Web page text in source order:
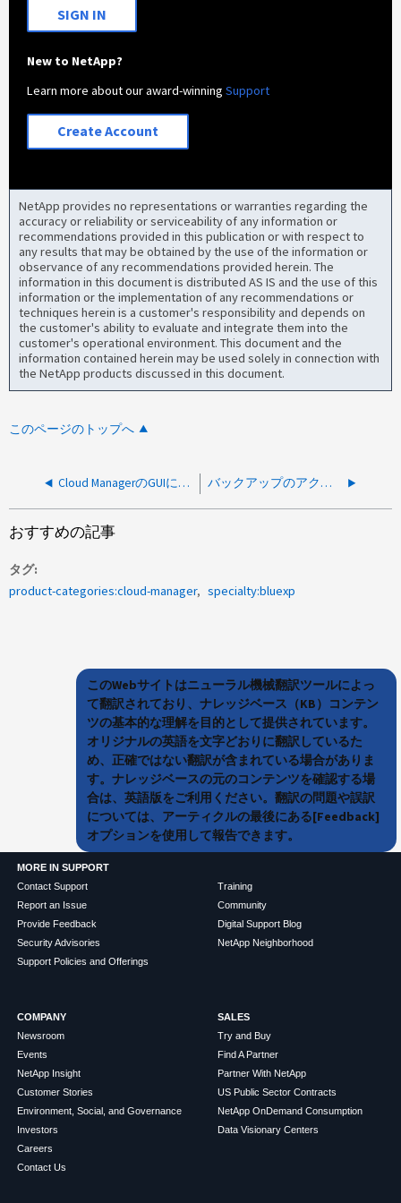
SIGN IN
New to NetApp?
Learn more about our award-winningSupport
Create Account
NetApp provides no representations or warranties regarding the
accuracy or reliability or serviceability of any information or
recommendations provided in this publication or with respect to
any results that may be obtained by the use of the information or
observance of any recommendations provided herein. The
information in this document is distributed AS IS and the use of this
information or the implementation of any recommendations or
techniques herein is a customer's responsibility and depends on
the customer's ability to evaluate and integrate them into the
customer's operational environment. This document and the
information contained herein may be used solely in connection with
the NetApp products discussed in this document.
このページのトップへ
Cloud ManagerのGUIにボリューム関係のアクションメニューが表示されない バックアップのアクティブ化に失敗し、「S3バケットオブジェクトロックの読み込み中にエラーが発生しました。アクセスが拒否されました」
おすすめの記事
タグ
product-categories:cloud-manager
specialty:bluexp
このWebサイトはニューラル機械翻訳ツールによっ
て翻訳されており、ナレッジベース（KB）コンテン
ツの基本的な理解を目的として提供されています。
オリジナルの英語を文字どおりに翻訳しているた
め、正確ではない翻訳が含まれている場合がありま
す。ナレッジベースの元のコンテンツを確認する場
合は、英語版をご利用ください。翻訳の問題や誤訳
については、アーティクルの最後にある[Feedback]
オプションを使用して報告できます。
MORE IN SUPPORT
Contact Support
Report an Issue
Provide Feedback
Security Advisories
Support Policies and Offerings
Training
Community
Digital Support Blog
NetApp Neighborhood
COMPANY
Newsroom
Events
NetApp Insight
Customer Stories
Environment, Social, and Governance
Investors
Careers
Contact Us
SALES
Try and Buy
Find A Partner
Partner With NetApp
US Public Sector Contracts
NetApp OnDemand Consumption
Data Visionary Centers